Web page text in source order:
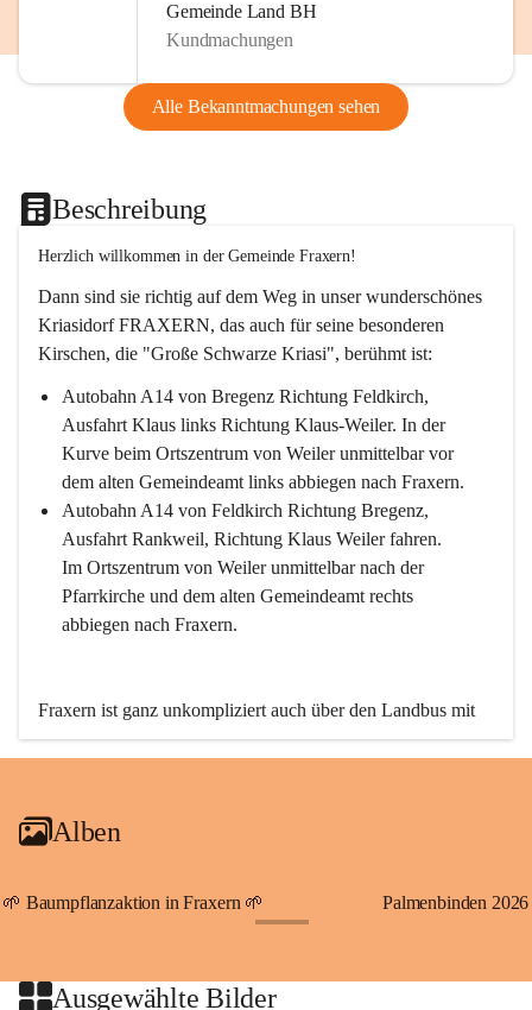
Gemeinde Land BH
Kundmachungen
Alle Bekanntmachungen sehen
Beschreibung
Herzlich willkommen in der Gemeinde Fraxern!
Dann sind sie richtig auf dem Weg in unser wunderschönes
Kriasidorf FRAXERN, das auch für seine besonderen
Kirschen, die "Große Schwarze Kriasi", berühmt ist:
Autobahn A14 von Bregenz Richtung Feldkirch,
Ausfahrt Klaus links Richtung Klaus-Weiler. In der
Kurve beim Ortszentrum von Weiler unmittelbar vor
dem alten Gemeindeamt links abbiegen nach Fraxern.
Autobahn A14 von Feldkirch Richtung Bregenz,
Ausfahrt Rankweil, Richtung Klaus Weiler fahren.
Im Ortszentrum von Weiler unmittelbar nach der
Pfarrkirche und dem alten Gemeindeamt rechts
abbiegen nach Fraxern.
Fraxern ist ganz unkompliziert auch über den Landbus mit
den öffentlichen Verkehrsmitteln zu erreichen. Die Linie
An Samstagen, Sonn- und Feiertagen können Sie bequem
persönlichen Linienbus zur gewünschten Zeit zu Ihrer
Haltestelle bestellen. Sowohl von Weiler kommend nach
beide Fahrten Weiler-Fraxern-Weiler.
Alben
🌱 Baumpflanzaktion in Fraxern 🌱 Palmenbinden 2026
Ausgewählte Bilder